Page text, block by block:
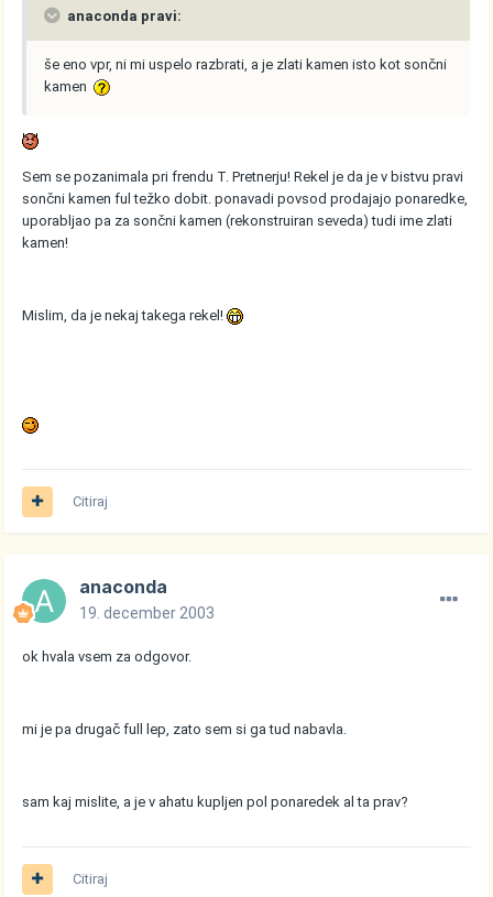
anaconda pravi:
še eno vpr, ni mi uspelo razbrati, a je zlati kamen isto kot sončni
kamen
Sem se pozanimala pri frendu T. Pretnerju! Rekel je da je v bistvu pravi
sončni kamen ful težko dobit. ponavadi povsod prodajajo ponaredke,
uporabljao pa za sončni kamen (rekonstruiran seveda) tudi ime zlati
kamen!
Mislim, da je nekaj takega rekel!
Citiraj
anaconda
19. december 2003
ok hvala vsem za odgovor.
mi je pa drugač full lep, zato sem si ga tud nabavla.
sam kaj mislite, a je v ahatu kupljen pol ponaredek al ta prav?
Citiraj